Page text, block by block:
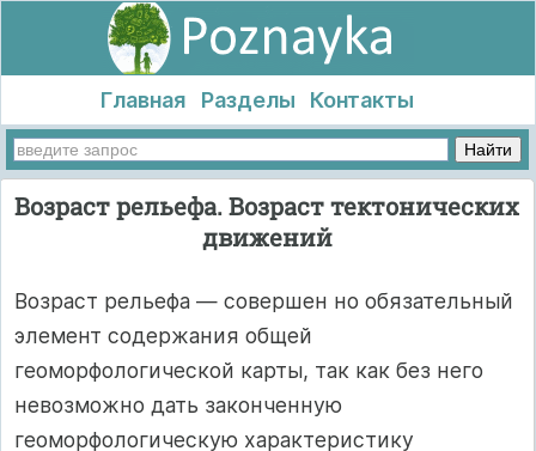
Главная Разделы Контакты
Возраст рельефа. Возраст тектонических
движений
Возраст рельефа — совершен но обязательный
элемент содержания общей
геоморфологической карты, так как без него
невозможно дать законченную
геоморфологическую характеристику